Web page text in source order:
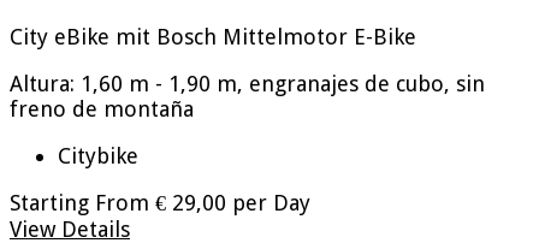
City eBike mit Bosch Mittelmotor E-Bike
Altura: 1,60 m - 1,90 m, engranajes de cubo, sin
freno de montaña
Citybike
Starting From € 29,00 per Day
View Details